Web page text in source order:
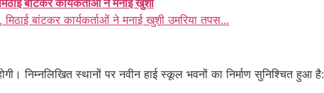
बांटकर कार्यकर्ताओं ने मनाई खुशी
बांटकर कार्यकर्ताओं ने मनाई खुशी उमरिया तपस...
निम्नलिखित स्थानों पर नवीन हाई स्कूल भवनों का निर्माण सुनिश्चित हुआ है: